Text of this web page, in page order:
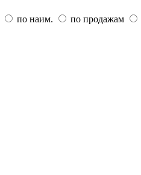
по наим. по продажам